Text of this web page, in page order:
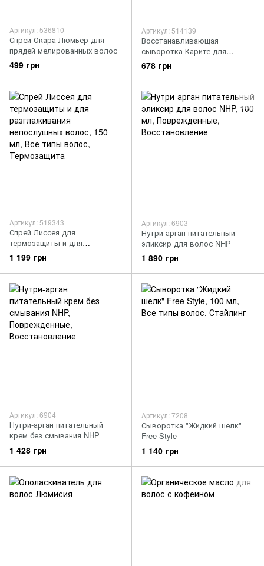
Артикул: 536810
Спрей Окара Люмьер для
прядей мелированных волос
499 грн
Артикул: 514139
Восcтанавливающая
сыворотка Карите для
кончиков волос Rene Furterer
678 грн
Артикул: 519343
Спрей Лиссея для
термозащиты и для
разглаживания непослушных
волос
1 199 грн
Артикул: 6903
Нутри-арган питательный
эликсир для волос NHP
1 890 грн
Артикул: 6904
Нутри-арган питательный
крем без смывания NHP
1 428 грн
Артикул: 7208
Сыворотка "Жидкий шелк"
Free Style
1 140 грн